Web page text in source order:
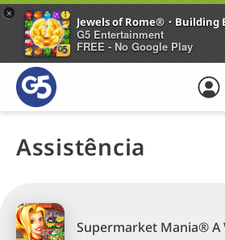
Jewels of Rome®・Building
G5 Entertainment
FREE - No Google Play
+
Assistência
Supermarket Mania® A